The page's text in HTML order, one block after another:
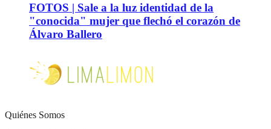
FOTOS | Sale a la luz identidad de la
"conocida" mujer que flechó el corazón de
Álvaro Ballero
Quiénes Somos